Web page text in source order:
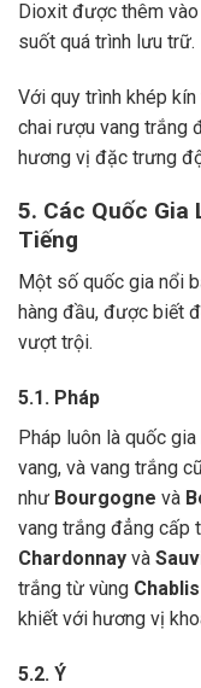
Dioxit được thêm
suốt quá trình lưu trữ.
Với quy trình khép
chai rượu vang trắng
hương vị đặc trưng
5. Các Quốc Gia
Tiếng
Một số quốc gia nổi
hàng đầu, được biết
vượt trội.
5.1. Pháp
Pháp luôn là quốc
vang, và vang trắng
như Bourgogne và
vang trắng đẳng cấp
Chardonnay và
trắng từ vùng Chablis
khiết với hương vị
5.2. Ý